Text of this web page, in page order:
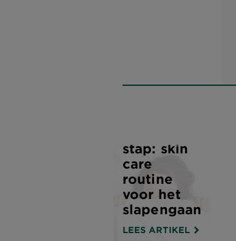
stap: skin
care
routine
voor het
slapengaan
LEES ARTIKEL